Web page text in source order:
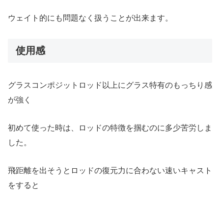
ウェイト的にも問題なく扱うことが出来ます。
使用感
グラスコンポジットロッド以上にグラス特有のもっちり感
が強く
初めて使った時は、ロッドの特徴を掴むのに多少苦労しま
した。
飛距離を出そうとロッドの復元力に合わない速いキャスト
をすると